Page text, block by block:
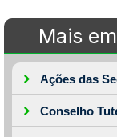
Mais
Ações das
Conselho